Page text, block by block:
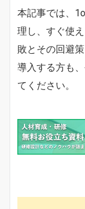
本記事では、
理し、すぐ使
敗とその回避
導入する方も
てください。